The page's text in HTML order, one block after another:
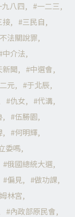
九八四
一二三
接
三民自
不法關說罪
中介法
新聞
中選會
二元
于北辰
仇女
代溝
伍勝園
何明輝
委嗎
俄國總統大選
偏見
做功課
林宮
內政部原民會